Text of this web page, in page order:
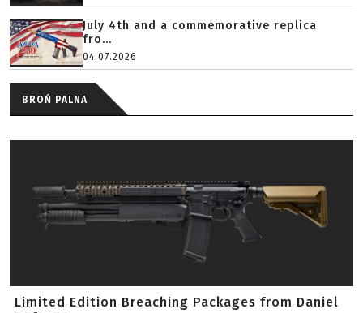
July 4th and a commemorative replica
fro...
04.07.2026
BROŃ PALNA
Limited Edition Breaching Packages from Daniel